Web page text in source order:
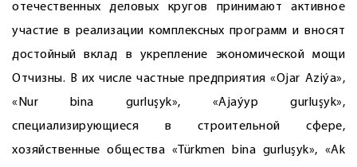
отечественных деловых кругов принимают активное
участие в реализации комплексных программ и вносят
достойный вклад в укрепление экономической мощи
Отчизны. В их числе частные предприятия «Ojar Aziýa»,
«Nur bina gurluşyk», «Ajaýyp gurluşyk»,
специализирующиеся в строительной сфере,
хозяйственные общества «Türkmen bina gurluşyk», «Ak